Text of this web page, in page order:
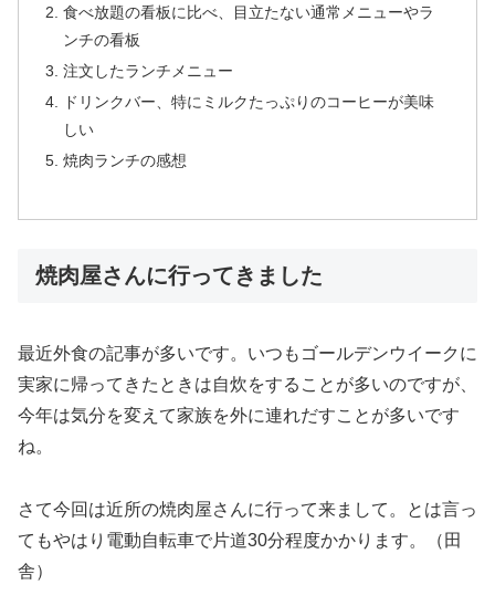
食べ放題の看板に比べ、目立たない通常メニューやラ
ンチの看板
注文したランチメニュー
ドリンクバー、特にミルクたっぷりのコーヒーが美味
しい
焼肉ランチの感想
焼肉屋さんに行ってきました
最近外食の記事が多いです。いつもゴールデンウイークに
実家に帰ってきたときは自炊をすることが多いのですが、
今年は気分を変えて家族を外に連れだすことが多いです
ね。
さて今回は近所の焼肉屋さんに行って来まして。とは言っ
てもやはり電動自転車で片道30分程度かかります。（田
舎）